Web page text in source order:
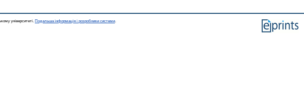
університеті. Подальша інформація і розробники системи